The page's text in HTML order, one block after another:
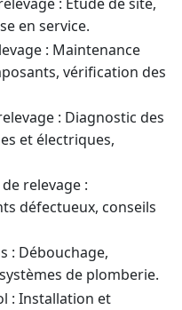
en service.
: Maintenance
vérification des
: Diagnostic des
et électriques,
relevage :
défectueux, conseils
: Débouchage,
de plomberie.
: Installation et